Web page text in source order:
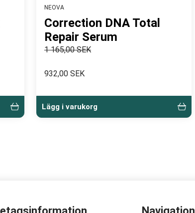
NEOVA
Correction DNA Total
Repair Serum
1 165,00 SEK
932,00 SEK
Lägg i varukorg